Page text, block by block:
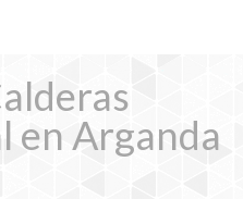
en Arganda